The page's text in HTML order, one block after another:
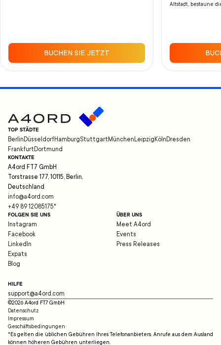
BUCHEN SIE JETZT
Altstadt, bestaune
TOP STÄDTE
Berlin Düsseldorf HamburgStuttgart München Leipzig Köln Dresden
Frankfurt Dortmund
KONTAKTE
A4ord FT7 GmbH
Torstrasse 177, 10115, Berlin,
Deutschland
info@a4ord.com
+49 89 12085175*
FOLGEN SIE UNS
Instagram
Facebook
LinkedIn
Expats
Blog
ÜBER UNS
Meet A4ord
Events
Press Releases
HILFE
support@a4ord.com
©2026 A4ord FT7 GmbH
Datenschutz
Impressum
Geschäftsbedingungen
*Es gelten die üblichen Gebühren Ihres Telefonanbieters. Anrufe aus dem Ausland
können höheren Gebühren unterliegen.